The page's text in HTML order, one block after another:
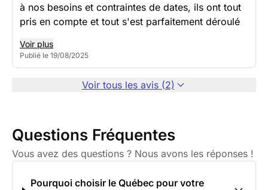
à nos besoins et contraintes de dates, ils ont tout
pris en compte et tout s'est parfaitement déroulé
Voir plus
Publié le 19/08/2025
Voir tous les avis (2)
Questions Fréquentes
Vous avez des questions ? Nous avons les réponses !
Pourquoi choisir le Québec pour votre